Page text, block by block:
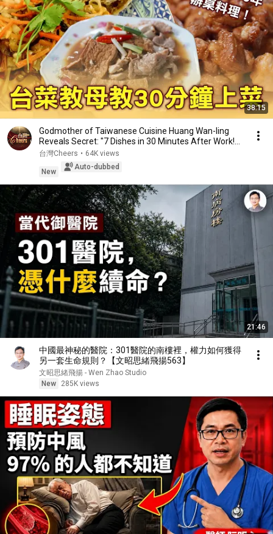
38:15
Godmother of Taiwanese Cuisine Huang Wan-ling
Reveals Secret: "7 Dishes in 30 Minutes After Work!...
台灣Cheers • 64K views
New
Auto-dubbed
21:46
中國最神秘的醫院：301醫院的南樓裡，權力如何獲得
另一套生命規則？【文昭思緒飛揚563】
文昭思緒飛揚 - Wen Zhao Studio
New
285K views